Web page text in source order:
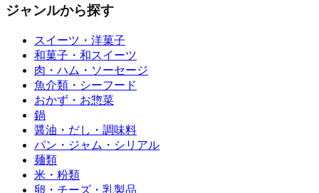
ジャンルから探す
スイーツ・洋菓子
和菓子・和スイーツ
肉・ハム・ソーセージ
魚介類・シーフード
おかず・お惣菜
鍋
醤油・だし・調味料
パン・ジャム・シリアル
麺類
米・粉類
卵・チーズ・乳製品